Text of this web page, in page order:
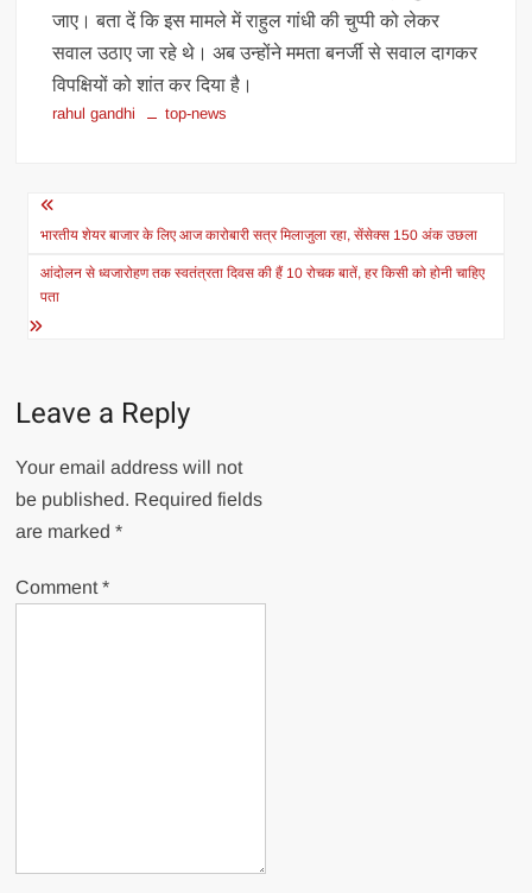
जाए। बता दें कि इस मामले में राहुल गांधी की चुप्पी को लेकर
सवाल उठाए जा रहे थे। अब उन्होंने ममता बनर्जी से सवाल दागकर
विपक्षियों को शांत कर दिया है।
rahul gandhi top-news
Post
navigation
भारतीय शेयर बाजार के लिए आज कारोबारी सत्र मिलाजुला रहा, सेंसेक्स 150 अंक उछला
आंदोलन से ध्वजारोहण तक स्वतंत्रता दिवस की हैं 10 रोचक बातें, हर किसी को होनी चाहिए
पता
Leave a Reply
Your email address will not
be published. Required fields
are marked*
Comment*